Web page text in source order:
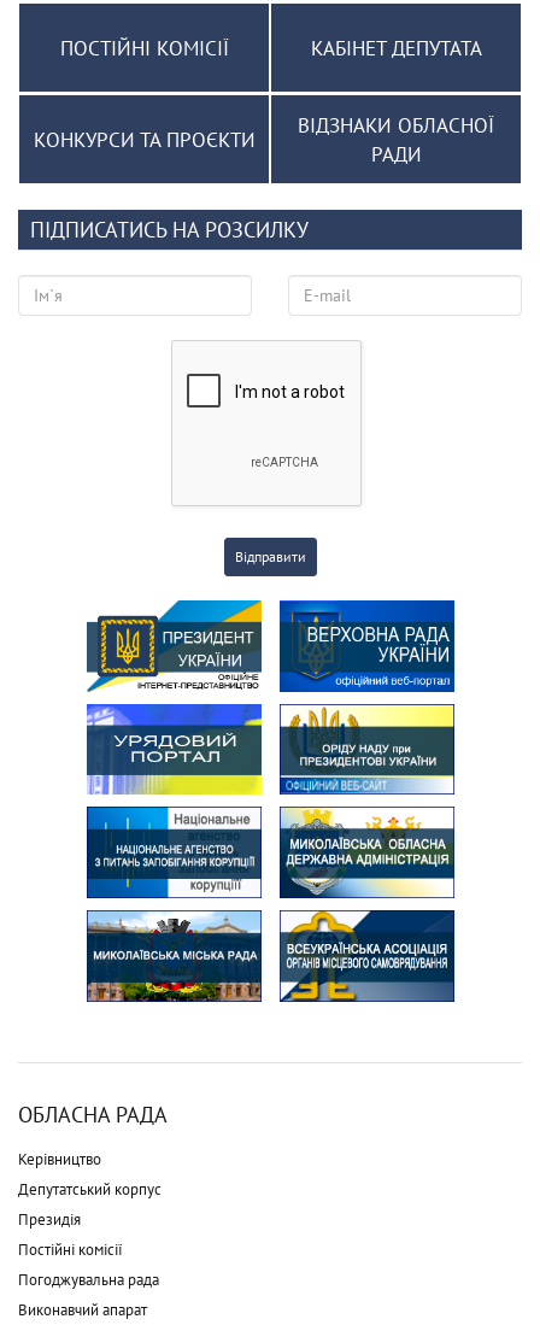
ПОСТІЙНІ КОМІСІЇ КАБІНЕТ ДЕПУТАТА
КОНКУРСИ ТА ПРОЄКТИ
ВІДЗНАКИ ОБЛАСНОЇ
РАДИ
ПІДПИСАТИСЬ НА РОЗСИЛКУ
Відправити
ОБЛАСНА РАДА
Керівництво
Депутатський корпус
Президія
Постійні комісії
Погоджувальна рада
Виконавчий апарат